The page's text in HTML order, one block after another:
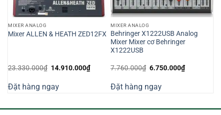
MIXER ANALOG
Mixer ALLEN & HEATH ZED12FX
23.330.000₫ Giá
23.330.000₫.
14.910.000₫Giá
hiện
14.910.000₫.
Đặt hàng ngay
MIXER ANALOG
Behringer X1222USB Analog
Mixer Mixer cơ Behringer
X1222USB
7.760.000₫ Giá
7.760.000₫.
6.750.000₫Giá
hiện
Đặt hàng ngay